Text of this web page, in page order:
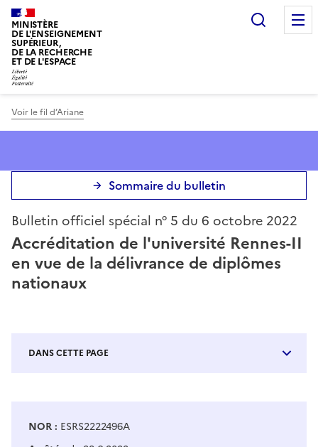
MINISTÈRE
DE L'ENSEIGNEMENT
SUPÉRIEUR,
DE LA RECHERCHE
ET DE L'ESPACE
Voir le fil d’Ariane
Bulletin officiel spécial n° 5 du 6 octobre 2022
Accréditation de l'université Rennes-II
en vue de la délivrance de diplômes
nationaux
Sommaire du bulletin
DANS CETTE PAGE
NOR : ESRS2222496A
Panneau de gestion des cookies